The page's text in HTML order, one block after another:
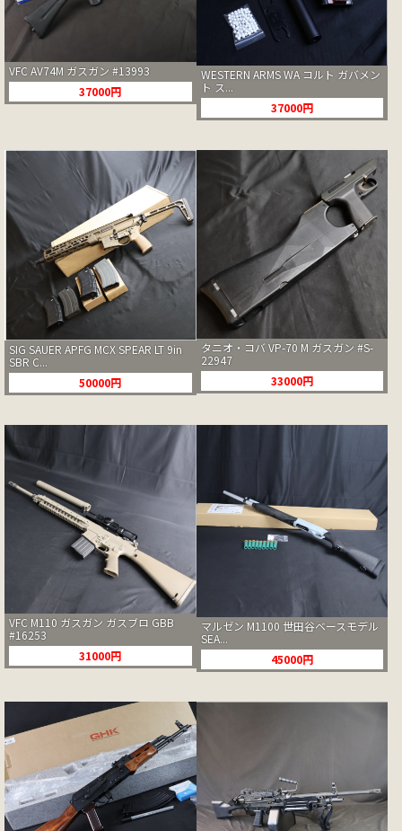
VFC AV74M ガスガン #13993
37000円
WESTERN ARMS WA コルト ガバメン
ト ス...
37000円
SIG SAUER APFG MCX SPEAR LT 9in
SBR C...
50000円
タニオ・コバ VP-70 M ガスガン #S-
22947
33000円
VFC M110 ガスガン ガスブロ GBB
#16253
31000円
マルゼン M1100 世田谷ベースモデル
SEA...
45000円